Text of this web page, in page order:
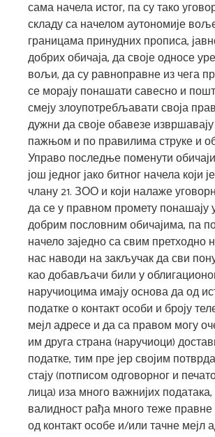
сама начела истог, па су тако
складу са начелом аутономије
границама принудних прописа,
добрих обичаја, да своје односе
вољи, да су равноправне из чега
се морају понашати савесно и
смеју злоупотребљавати своја
дужни да своје обавезе
пажњом и по правилима струке и
Управо последње поменути
још једног јако битног начела који
члану 21. ЗОО и који налаже
да се у правном промету понашају
добрим пословним обичајима, па
начело заједно са свим претходно
нас наводи на закључак да сви
као добављачи били у
наручиоцима имају основа да од
податке о контакт особи и броју
мејл адресе и да са правом могу
им друга страна (наручиоци)
податке, тим пре јер својим
стају (потписом одговорног и
лица) иза много важнијих података,
валидност рађа много теже
од контакт особе и/или тачне мејл